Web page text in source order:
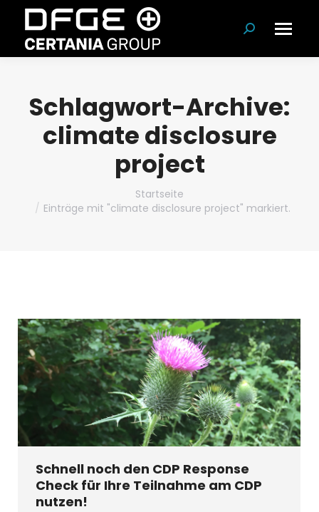
Suchen:
Schlagwort-Archive:
climate disclosure
project
Startseite
Einträge mit "climate disclosure project" markiert.
Schnell noch den CDP Response
Check für Ihre Teilnahme am CDP
nutzen!